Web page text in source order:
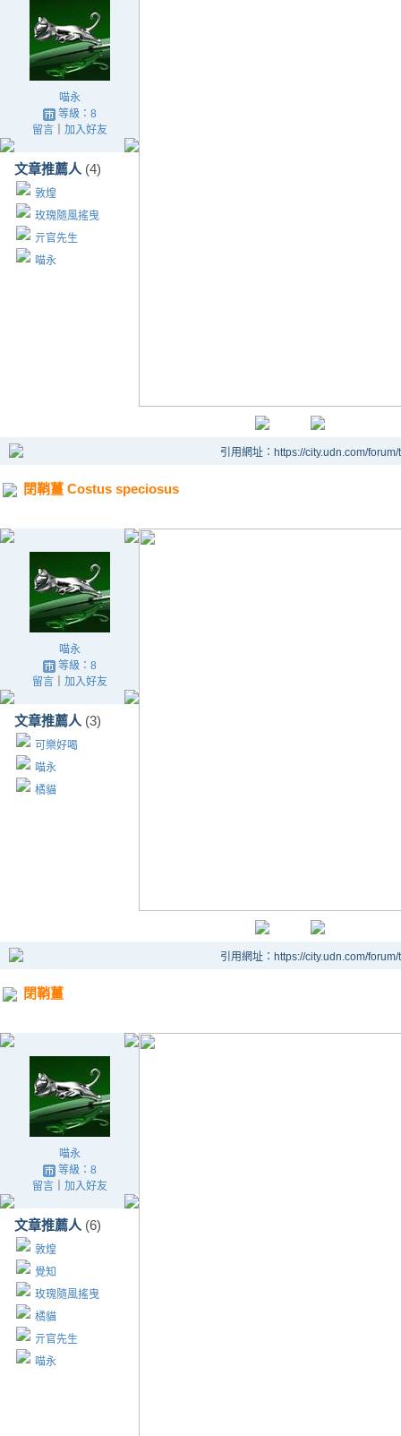
喵永
等級：8
留言｜ 加入好友
文章推薦人 (4)
敦煌
玫瑰隨風搖曳
亓官先生
喵永
引用網址：https://city.udn.com/
閉鞘薑 Costus speciosus
喵永
等級：8
留言｜ 加入好友
文章推薦人 (3)
可樂好喝
喵永
橘貓
引用網址：https://city.udn.com/
閉鞘薑
喵永
等級：8
留言｜ 加入好友
文章推薦人 (6)
敦煌
覺知
玫瑰隨風搖曳
橘貓
亓官先生
喵永